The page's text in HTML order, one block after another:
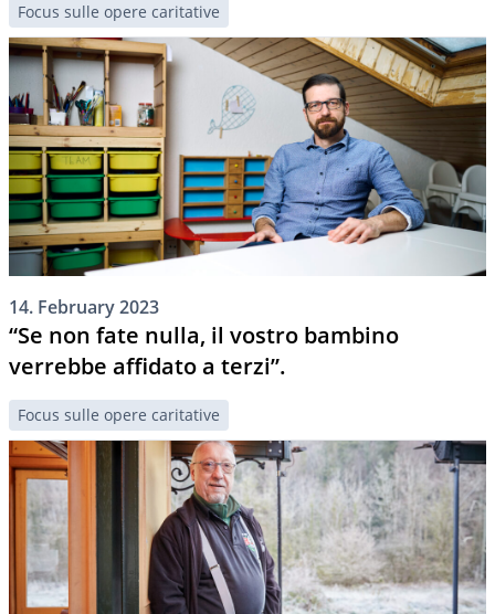
Focus sulle opere caritative
14. February 2023
“Se non fate nulla, il vostro bambino
verrebbe affidato a terzi”.
Focus sulle opere caritative